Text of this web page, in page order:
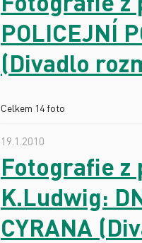
POLICEJNÍ
(Divadlo
Celkem 14 foto
19.1.2010
Fotografie z
K.Ludwig:
CYRANA